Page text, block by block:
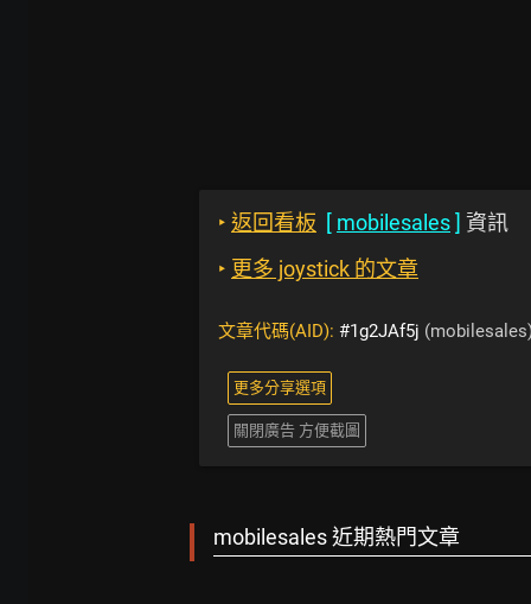
‣ 返回看板 [ mobilesales] 資訊
‣ 更多 joystick 的文章
文章代碼(AID): #1g2JAf5j
更多分享選項
關閉廣告 方便截圖
mobilesales 近期熱門文章